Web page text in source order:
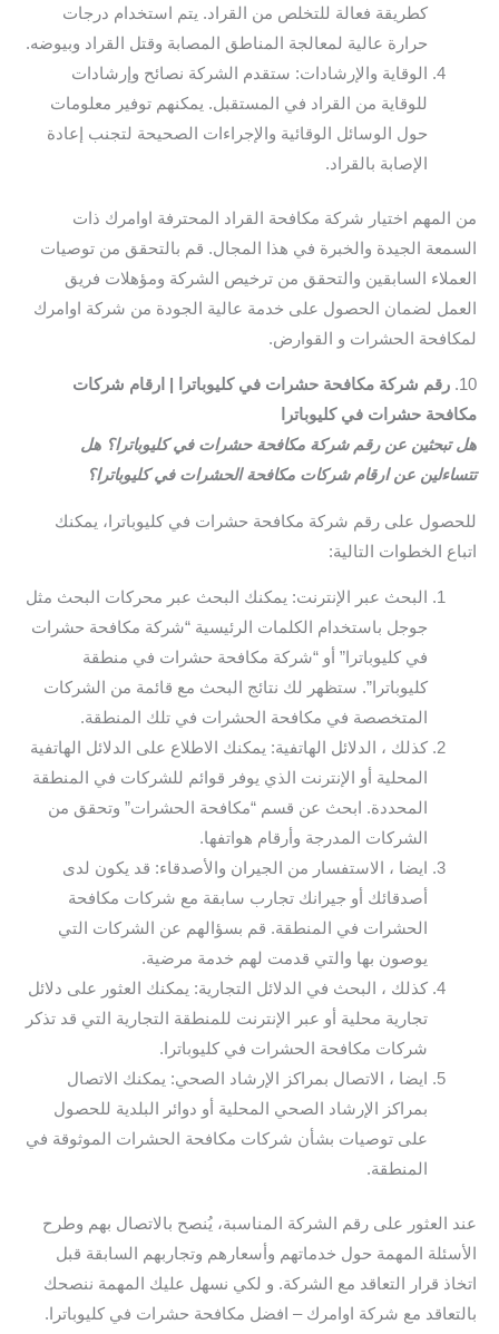
كطريقة فعالة للتخلص من القراد. يتم استخدام درجات
حرارة عالية لمعالجة المناطق المصابة وقتل القراد وبيوضه.
الوقاية والإرشادات: ستقدم الشركة نصائح وإرشادات
للوقاية من القراد في المستقبل. يمكنهم توفير معلومات
حول الوسائل الوقائية والإجراءات الصحيحة لتجنب إعادة
الإصابة بالقراد.
من المهم اختيار شركة مكافحة القراد المحترفة اوامرك ذات
السمعة الجيدة والخبرة في هذا المجال. قم بالتحقق من توصيات
العملاء السابقين والتحقق من ترخيص الشركة ومؤهلات فريق
العمل لضمان الحصول على خدمة عالية الجودة من شركة اوامرك
لمكافحة الحشرات و القوارض.
10. رقم شركة مكافحة حشرات في كليوباترا | ارقام شركات
مكافحة حشرات في كليوباترا
هل تبحثين عن رقم شركة مكافحة حشرات في كليوباترا؟ هل
تتساءلين عن ارقام شركات مكافحة الحشرات في كليوباترا؟
للحصول على رقم شركة مكافحة حشرات في كليوباترا، يمكنك
اتباع الخطوات التالية:
البحث عبر الإنترنت: يمكنك البحث عبر محركات البحث مثل
جوجل باستخدام الكلمات الرئيسية “شركة مكافحة حشرات
في كليوباترا” أو “شركة مكافحة حشرات في منطقة
كليوباترا”. ستظهر لك نتائج البحث مع قائمة من الشركات
المتخصصة في مكافحة الحشرات في تلك المنطقة.
كذلك ، الدلائل الهاتفية: يمكنك الاطلاع على الدلائل الهاتفية
المحلية أو الإنترنت الذي يوفر قوائم للشركات في المنطقة
المحددة. ابحث عن قسم “مكافحة الحشرات” وتحقق من
الشركات المدرجة وأرقام هواتفها.
ايضا ، الاستفسار من الجيران والأصدقاء: قد يكون لدى
أصدقائك أو جيرانك تجارب سابقة مع شركات مكافحة
الحشرات في المنطقة. قم بسؤالهم عن الشركات التي
يوصون بها والتي قدمت لهم خدمة مرضية.
كذلك ، البحث في الدلائل التجارية: يمكنك العثور على دلائل
تجارية محلية أو عبر الإنترنت للمنطقة التجارية التي قد تذكر
شركات مكافحة الحشرات في كليوباترا.
ايضا ، الاتصال بمراكز الإرشاد الصحي: يمكنك الاتصال
بمراكز الإرشاد الصحي المحلية أو دوائر البلدية للحصول
على توصيات بشأن شركات مكافحة الحشرات الموثوقة في
المنطقة.
عند العثور على رقم الشركة المناسبة، يُنصح بالاتصال بهم وطرح
الأسئلة المهمة حول خدماتهم وأسعارهم وتجاربهم السابقة قبل
اتخاذ قرار التعاقد مع الشركة. و لكي نسهل عليك المهمة ننصحك
بالتعاقد مع شركة اوامرك – افضل مكافحة حشرات في كليوباترا.